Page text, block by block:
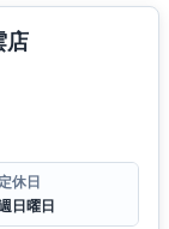
店
定休日
日曜日